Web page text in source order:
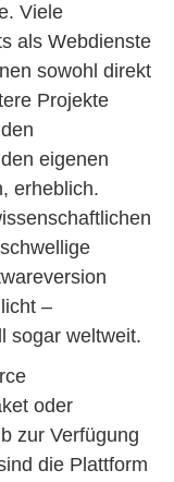
Viele
als Webdienste
sowohl direkt
Projekte
eigenen
erheblich.
–
sogar weltweit.
oder
zur Verfügung
die Plattform